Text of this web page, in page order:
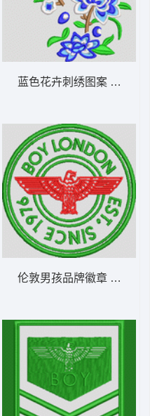
蓝色花卉刺绣图案 汉服
伦敦男孩品牌徽章 章仔 男